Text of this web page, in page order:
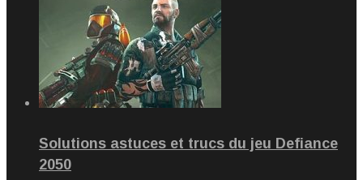
Solutions astuces et trucs du jeu Defiance
2050